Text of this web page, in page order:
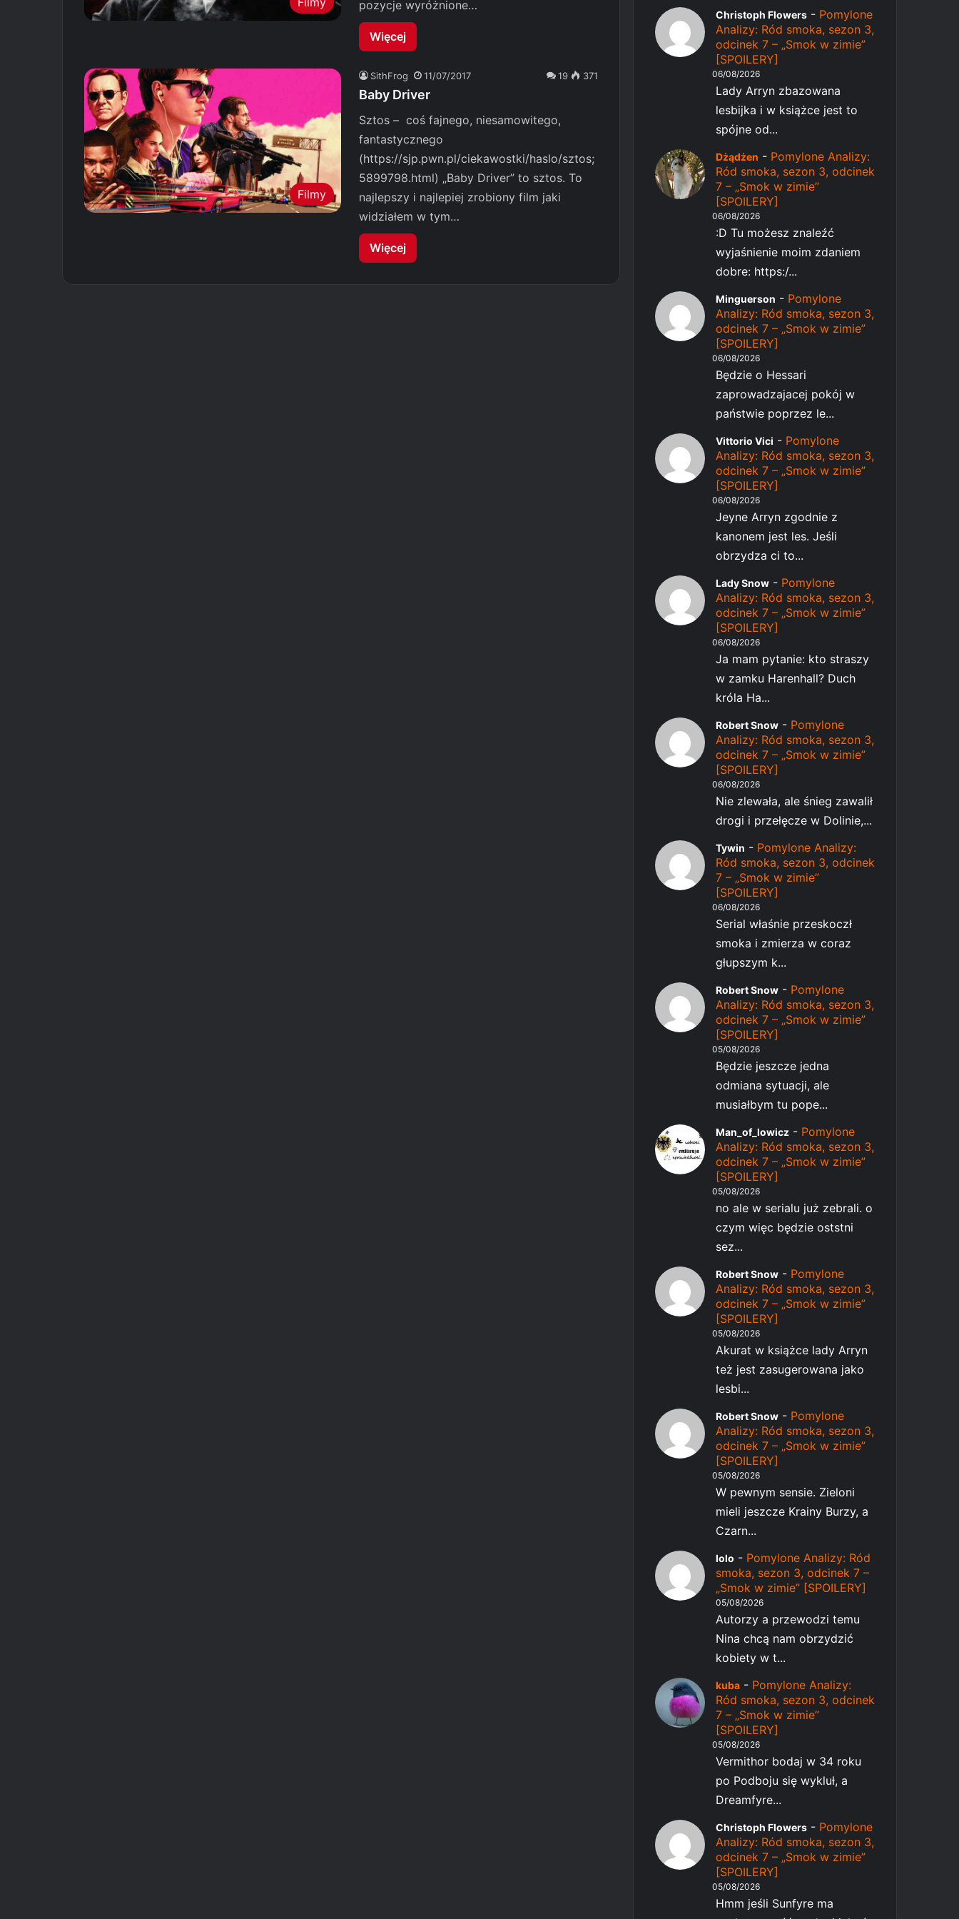
pozycje wyróżnione…
Więcej
Filmy
SithFrog 11/07/2017 19 371
Baby Driver
Sztos – coś fajnego, niesamowitego,
fantastycznego
(https://sjp.pwn.pl/ciekawostki/haslo/sztos;
5899798.html) „Baby Driver” to sztos. To
najlepszy i najlepiej zrobiony film jaki
widziałem w tym…
Więcej
Christoph Flowers - Pomylone
Analizy: Ród smoka, sezon 3,
odcinek 7 – „Smok w zimie”
[SPOILERY]
06/08/2026
Lady Arryn zbazowana
lesbijka i w książce jest to
spójne od...
Dżądżen - Pomylone Analizy:
Ród smoka, sezon 3, odcinek
7 – „Smok w zimie”
[SPOILERY]
06/08/2026
:D Tu możesz znaleźć
wyjaśnienie moim zdaniem
dobre: https:/...
Minguerson - Pomylone
Analizy: Ród smoka, sezon 3,
odcinek 7 – „Smok w zimie”
[SPOILERY]
06/08/2026
Będzie o Hessari
zaprowadzajacej pokój w
państwie poprzez le...
Vittorio Vici - Pomylone
Analizy: Ród smoka, sezon 3,
odcinek 7 – „Smok w zimie”
[SPOILERY]
06/08/2026
Jeyne Arryn zgodnie z
kanonem jest les. Jeśli
obrzydza ci to...
Lady Snow - Pomylone
Analizy: Ród smoka, sezon 3,
odcinek 7 – „Smok w zimie”
[SPOILERY]
06/08/2026
Ja mam pytanie: kto straszy
w zamku Harenhall? Duch
króla Ha...
Robert Snow - Pomylone
Analizy: Ród smoka, sezon 3,
odcinek 7 – „Smok w zimie”
[SPOILERY]
06/08/2026
Nie zlewała, ale śnieg zawalił
drogi i przełęcze w Dolinie,...
Tywin - Pomylone Analizy:
Ród smoka, sezon 3, odcinek
7 – „Smok w zimie”
[SPOILERY]
06/08/2026
Serial właśnie przeskoczł
smoka i zmierza w coraz
głupszym k...
Robert Snow - Pomylone
Analizy: Ród smoka, sezon 3,
odcinek 7 – „Smok w zimie”
[SPOILERY]
05/08/2026
Będzie jeszcze jedna
odmiana sytuacji, ale
musiałbym tu pope...
Man_of_lowicz - Pomylone
Analizy: Ród smoka, sezon 3,
odcinek 7 – „Smok w zimie”
[SPOILERY]
05/08/2026
no ale w serialu już zebrali. o
czym więc będzie oststni
sez...
Robert Snow - Pomylone
Analizy: Ród smoka, sezon 3,
odcinek 7 – „Smok w zimie”
[SPOILERY]
05/08/2026
Akurat w książce lady Arryn
też jest zasugerowana jako
lesbi...
Robert Snow - Pomylone
Analizy: Ród smoka, sezon 3,
odcinek 7 – „Smok w zimie”
[SPOILERY]
05/08/2026
W pewnym sensie. Zieloni
mieli jeszcze Krainy Burzy, a
Czarn...
lolo - Pomylone Analizy: Ród
smoka, sezon 3, odcinek 7 –
„Smok w zimie” [SPOILERY]
05/08/2026
Autorzy a przewodzi temu
Nina chcą nam obrzydzić
kobiety w t...
kuba - Pomylone Analizy:
Ród smoka, sezon 3, odcinek
7 – „Smok w zimie”
[SPOILERY]
05/08/2026
Vermithor bodaj w 34 roku
po Podboju się wykluł, a
Dreamfyre...
Christoph Flowers - Pomylone
Analizy: Ród smoka, sezon 3,
odcinek 7 – „Smok w zimie”
[SPOILERY]
05/08/2026
Hmm jeśli Sunfyre ma